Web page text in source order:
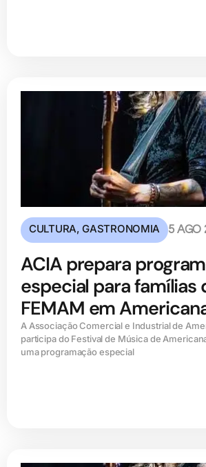
CULTURA,GASTRONOMIA 5 AGO
ACIA prepara
especial para famílias
FEMAM em
A Associação Comercial e Industrial de
participa do Festival de Música de
uma programação especial